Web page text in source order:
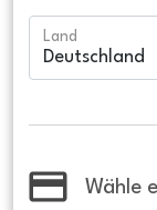
Land
Wähle